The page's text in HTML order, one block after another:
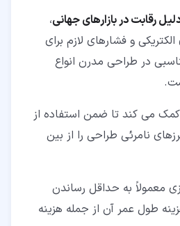
رقابت در بازارهای جهانی،
و فشارهای لازم برای
در طراحی مدرن انواع
می کند تا ضمن استفاده از
نامرئی طراحی را از بین
معمولاً به حداقل رساندن
طول عمر آن از جمله هزینه